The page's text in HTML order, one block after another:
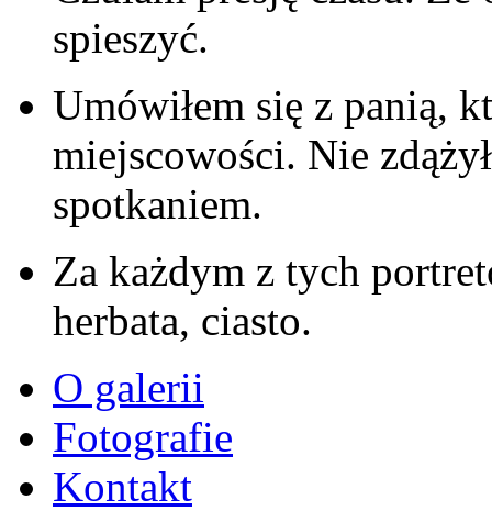
spieszyć.
Umówiłem się z panią,
miejscowości. Nie
spotkaniem.
Za każdym z tych
herbata, ciasto.
O galerii
Fotografie
Kontakt